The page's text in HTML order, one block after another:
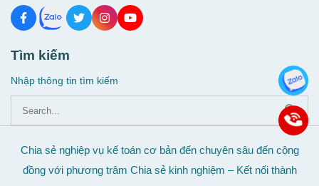
Tìm kiếm
Nhập thông tin tìm kiếm
Chia sẻ nghiệp vụ kế toán cơ bản đến chuyên sâu đến cộng
đồng với phương trâm Chia sẻ kinh nghiệm – Kết nối thành